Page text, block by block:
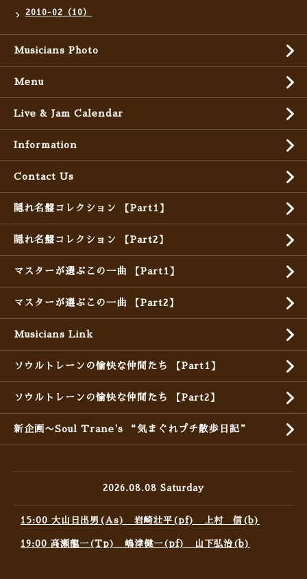
2010-02（10）
Musicians Photo
Menu
Live & Jam Calendar
Information
Contact Us
隠れ名盤コレクション 【Part1】
隠れ名盤コレクション 【Part2】
マスターが選ぶこの一曲 【Part1】
マスターが選ぶこの一曲 【Part2】
Musicians Link
ソウルトレーンの愉快な仲間たち 【Part1】
ソウルトレーンの愉快な仲間たち 【Part2】
新企画〜Soul Trane's “気まぐれプチ散歩日記”
2026.08.08 Saturday
15:00 大山日出男(As) 岩崎壮平(pf) 上村 信(b)
19:00 高瀬龍一(Tp) 嶋津健一(pf) 山下弘治(b)